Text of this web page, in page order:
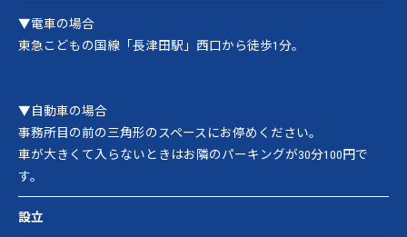
▼電車の場合
東急こどもの国線「長津田駅」西口から徒歩1分。
▼自動車の場合
事務所目の前の三角形のスペースにお停めください。
車が大きくて入らないときはお隣のパーキングが30分100円で
す。
設立